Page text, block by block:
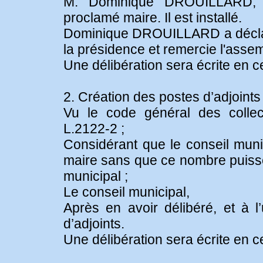
proclamé maire. Il est installé.
Dominique DROUILLARD a
la présidence et remercie
Une délibération sera écrite en
2. Création des postes d’adjoints
Vu le code général des
L.2122-2 ;
Considérant que le conseil
maire sans que ce nombre
municipal ;
Le conseil municipal,
Après en avoir délibéré, et à
d’adjoints.
Une délibération sera écrite en